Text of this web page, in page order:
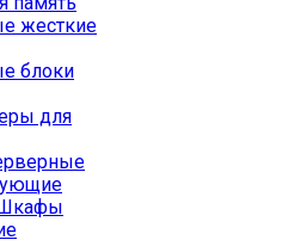
жесткие
блоки
для